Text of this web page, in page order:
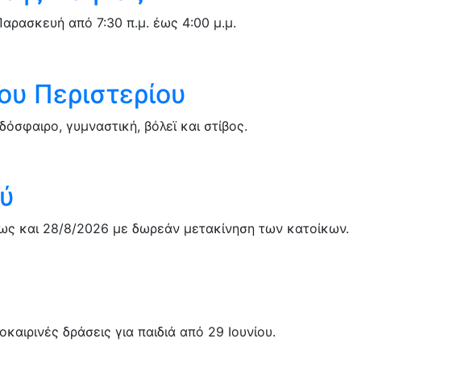
από 7:30 π.μ. έως 4:00 μ.μ.
Περιστερίου
γυμναστική, βόλεϊ και στίβος.
και 28/8/2026 με δωρεάν μετακίνηση των κατοίκων.
δράσεις για παιδιά από 29 Ιουνίου.